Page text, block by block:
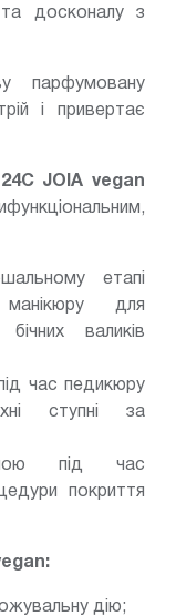
та досконалу з
парфумовану
і привертає
JOIA vegan
етапі
манікюру для
валиків
час педикюру
ступні за
під час
покриття
дію;